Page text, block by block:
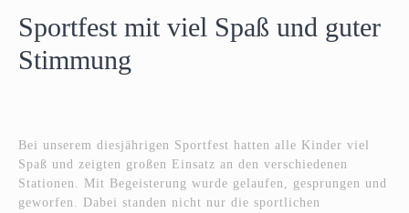
Sportfest mit viel Spaß und guter
Stimmung
Bei unserem diesjährigen Sportfest hatten alle Kinder viel
Spaß und zeigten großen Einsatz an den verschiedenen
Stationen. Mit Begeisterung wurde gelaufen, gesprungen und
geworfen. Dabei standen nicht nur die sportlichen